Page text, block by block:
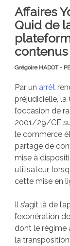
Affaires
Quid de
contenus
Grégoire HADOT -
Par un arrêt
préjudicielle, la
l’occasion de
2001/29/CE
le commerce
partage de
mise à
utilisateur,
cette mise en
Il s’agit là de
l’exonération
dont le régime
la